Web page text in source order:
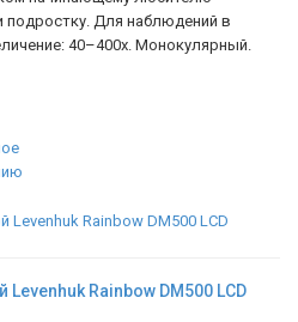
подростку. Для наблюдений в
40–400х. Монокулярный.
Rainbow DM500 LCD